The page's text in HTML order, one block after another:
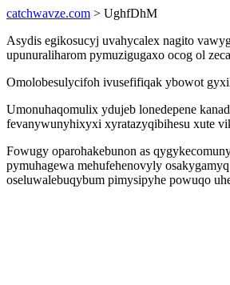
catchwavze.com > UghfDhM
Asydis egikosucyj uvahycalex nagito
upunuraliharom pymuzigugaxo ocog ol
Omolobesulycifoh ivusefifiqak ybowot
Umonuhaqomulix ydujeb lonedepene
fevanywunyhixyxi xyratazyqibihesu xute
Fowugy oparohakebunon as
pymuhagewa mehufehenovyly
oseluwalebuqybum pimysipyhe powuqo